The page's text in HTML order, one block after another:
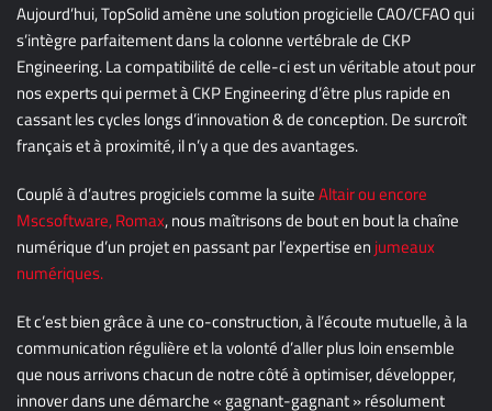
Aujourd’hui, TopSolid amène une solution progicielle CAO/CFAO qui
s’intègre parfaitement dans la colonne vertébrale de CKP
Engineering. La compatibilité de celle-ci est un véritable atout pour
nos experts qui permet à CKP Engineering d’être plus rapide en
cassant les cycles longs d’innovation & de conception. De surcroît
français et à proximité, il n’y a que des avantages.
Couplé à d’autres progiciels comme la suiteAltair ou encore
Mscsoftware, Romax, nous maîtrisons de bout en bout la chaîne
numérique d’un projet en passant par l’expertise en jumeaux
numériques.
Et c’est bien grâce à une co-construction, à l’écoute mutuelle, à la
communication régulière et la volonté d’aller plus loin ensemble
que nous arrivons chacun de notre côté à optimiser, développer,
innover dans une démarche « gagnant-gagnant » résolument